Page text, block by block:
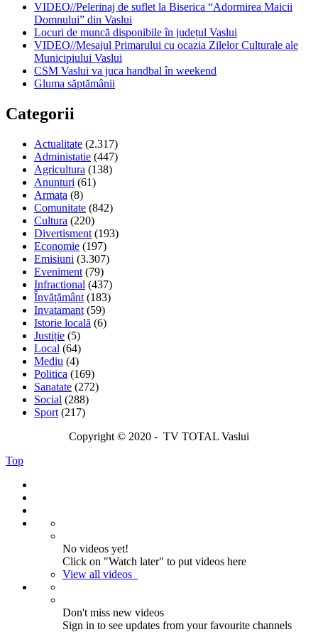
VIDEO//Pelerinaj de suflet la Biserica “Adormirea Maicii
Domnului” din Vaslui
Locuri de muncă disponibile în județul Vaslui
VIDEO//Mesajul Primarului cu ocazia Zilelor Culturale ale
Municipiului Vaslui
CSM Vaslui va juca handbal în weekend
Gluma săptămânii
Categorii
Actualitate (2.317)
Administatie (447)
Agricultura (138)
Anunturi (61)
Armata (8)
Comunitate (842)
Cultura (220)
Divertisment (193)
Economie (197)
Emisiuni (3.307)
Eveniment (79)
Infractional (437)
Învățământ (183)
Invatamant (59)
Istorie locală (6)
Justiție (5)
Local (64)
Mediu (4)
Politica (169)
Sanatate (272)
Social (288)
Sport (217)
Copyright © 2020 - TV TOTAL Vaslui
Top
No videos yet!
Click on "Watch later" to put videos here
View all videos
Don't miss new videos
Sign in to see updates from your favourite channels